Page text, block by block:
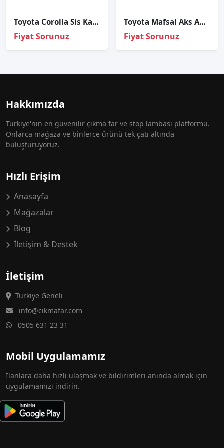
Toyota Corolla Sis Kapağı 2007 Sağ
Fiyat Sorunuz
Toyota Mafsal Aks Avensis 98-06/Corolla 98-06 İç Lale
Fiyat Sorunuz
Hakkımızda
Türkiye'nin en güvenilir çıkma far ve stop lambası platformu.
Onlarca mağaza ve binlerce ürünü tek çatı altında
buluşturuyoruz.
Hızlı Erişim
Anasayfa
Mağazalar
Blog
İletişim & Destek
İletişim
Türkiye Geneli
info@cikmafar.com
0505 631 23 31
Mobil Uygulamamız
İlanlara daha hızlı ulaşmak ve bildirimleri anında almak için
uygulamamızı indirin.